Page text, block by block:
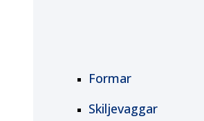
Formar
Skiljevaggar